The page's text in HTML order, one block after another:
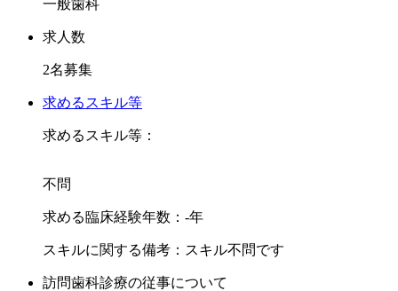
外部講習会への参加に関しては法人が必要と認めるものであ
れば全額支給致します。
求めるドクター像は勉強熱心で、偏らないオールラウンドな
院内外勉強会やカンファレンス、最新の設備が勤務医のレベ
一般歯科
求人数
2名募集
求めるスキル等
求めるスキル等：
不問
求める臨床経験年数：-年
スキルに関する備考：スキル不問です
訪問歯科診療の従事について